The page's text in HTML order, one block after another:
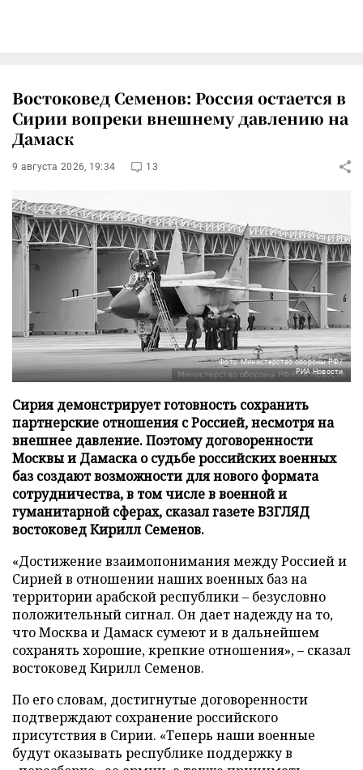
Востоковед Семенов: Россия остается в
Сирии вопреки внешнему давлению на
Дамаск
9 августа 2026, 19:34 13
Фото: Министерство обороны РФ/
РИА Новости
Сирия демонстрирует готовность сохранить
партнерские отношения с Россией, несмотря на
внешнее давление. Поэтому договоренности
Москвы и Дамаска о судьбе российских военных
баз создают возможности для нового формата
сотрудничества, в том числе в военной и
гуманитарной сферах, сказал газете ВЗГЛЯД
востоковед Кирилл Семенов.
«Достижение взаимопонимания между Россией и
Сирией в отношении наших военных баз на
территории арабской республики – безусловно
положительный сигнал. Он дает надежду на то,
что Москва и Дамаск сумеют и в дальнейшем
сохранять хорошие, крепкие отношения», – сказал
востоковед Кирилл Семенов.
По его словам, достигнутые договоренности
подтверждают сохранение российского
присутствия в Сирии. «Теперь наши военные
будут оказывать республике поддержку в